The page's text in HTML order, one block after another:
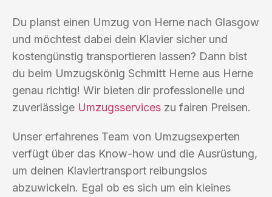
Du planst einen Umzug von Herne nach Glasgow
und möchtest dabei dein Klavier sicher und
kostengünstig transportieren lassen? Dann bist
du beim Umzugskönig Schmitt Herne aus Herne
genau richtig! Wir bieten dir professionelle und
zuverlässige Umzugsservices zu fairen Preisen.
Unser erfahrenes Team von Umzugsexperten
verfügt über das Know-how und die Ausrüstung,
um deinen Klaviertransport reibungslos
abzuwickeln. Egal ob es sich um ein kleines